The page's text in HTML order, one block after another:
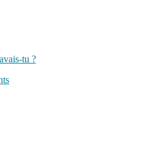
tu ?